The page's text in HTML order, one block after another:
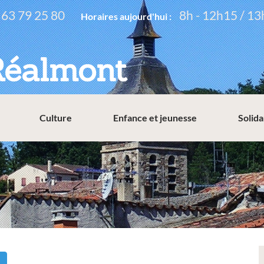
79 25 80 Horaires aujourd'hui : 8h - 12h15 /
Culture Enfance et jeunesse